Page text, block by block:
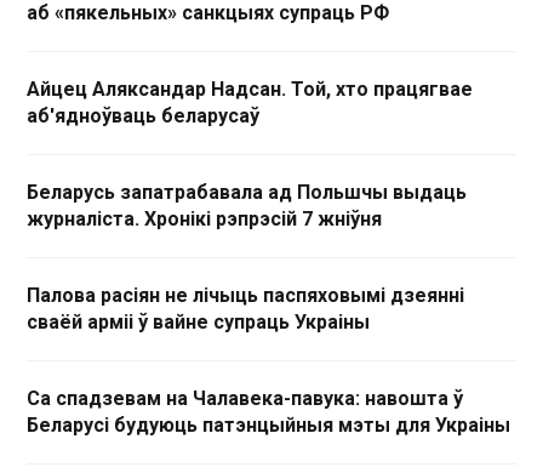
аб «пякельных» санкцыях супраць РФ
Айцец Аляксандар Надсан. Той, хто працягвае
аб'ядноўваць беларусаў
Беларусь запатрабавала ад Польшчы выдаць
журналіста. Хронікі рэпрэсій 7 жніўня
Палова расіян не лічыць паспяховымі дзеянні
сваёй арміі ў вайне супраць Украіны
Са спадзевам на Чалавека-павука: навошта ў
Беларусі будуюць патэнцыйныя мэты для Украіны